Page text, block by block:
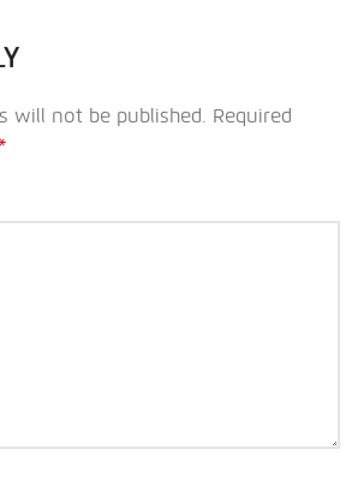
will not be published. Required